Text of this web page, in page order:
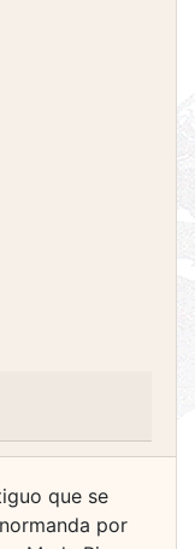
que se
por